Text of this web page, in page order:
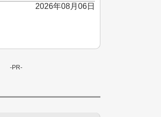
2026年08月06日
-PR-